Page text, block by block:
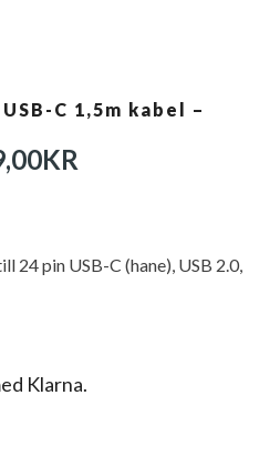
C 1,5m kabel –
KR
119,00KR.
24 pin USB-C (hane), USB 2.0,
Klarna.